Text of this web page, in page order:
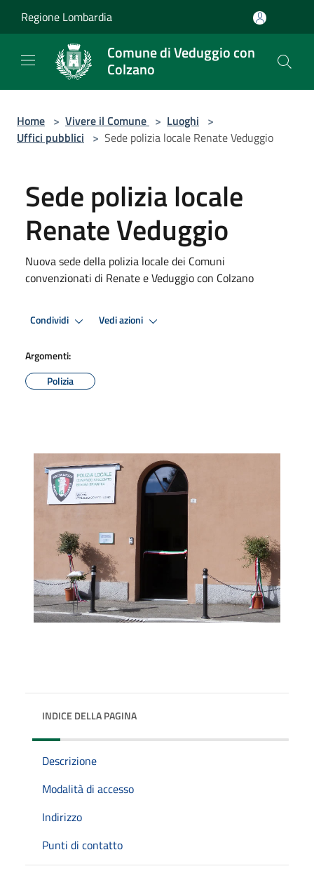
Regione Lombardia
Comune di Veduggio con
Colzano
Home > Vivere il Comune > Luoghi >
Uffici pubblici > Sede polizia locale Renate Veduggio
Sede polizia locale
Renate Veduggio
Nuova sede della polizia locale dei Comuni
convenzionati di Renate e Veduggio con Colzano
Condividi Vedi azioni
Argomenti:
Polizia
INDICE DELLA PAGINA
Descrizione
Modalità di accesso
Indirizzo
Punti di contatto